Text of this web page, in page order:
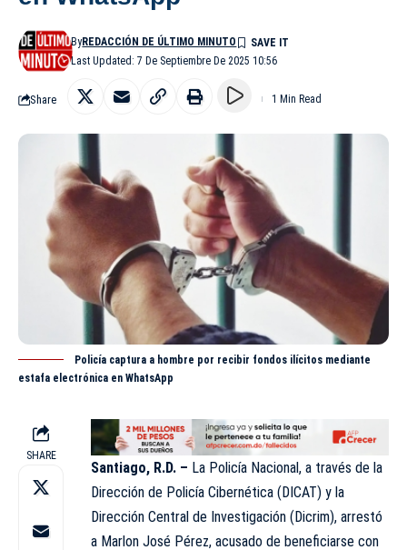
Last Updated: 7 De Septiembre De 2025 10:56
ByREDACCIÓN DE ÚLTIMO MINUTO
Share 1 Min Read
Policía captura a hombre por recibir fondos ilícitos mediante
estafa electrónica en WhatsApp
SHARE
Santiago, R.D. – La Policía Nacional, a través de la
Dirección de Policía Cibernética (DICAT) y la
Dirección Central de Investigación ( Dicrim), arrestó
a Marlon José Pérez, acusado de beneficiarse con